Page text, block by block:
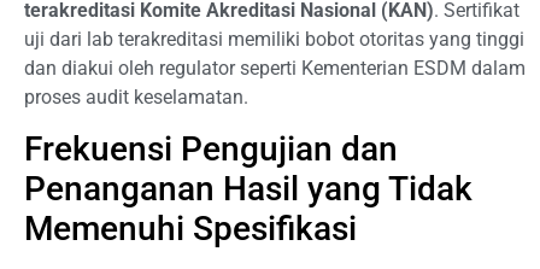
terakreditasi Komite Akreditasi Nasional (KAN). Sertifikat
uji dari lab terakreditasi memiliki bobot otoritas yang tinggi
dan diakui oleh regulator seperti Kementerian ESDM dalam
proses audit keselamatan.
Frekuensi Pengujian dan
Penanganan Hasil yang Tidak
Memenuhi Spesifikasi